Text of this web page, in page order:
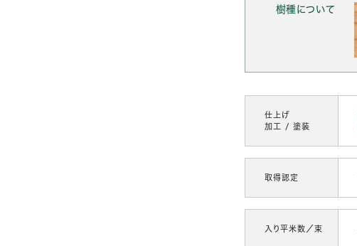
樹種について
仕上げ
加工 / 塗装
取得認定
入り平米数／束